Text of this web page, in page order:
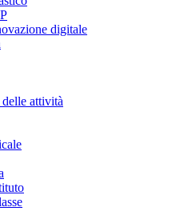
digitale
attività